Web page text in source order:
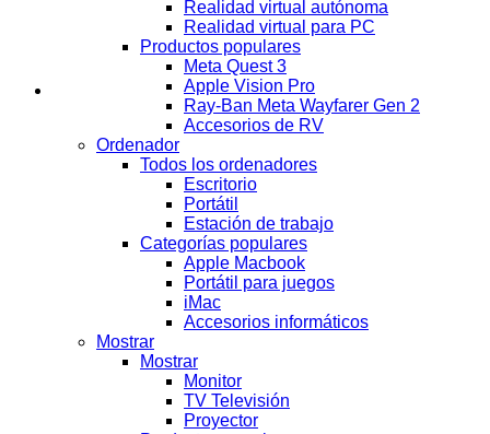
Realidad virtual autónoma
Realidad virtual para PC
Productos populares
Meta Quest 3
Apple Vision Pro
Ray-Ban Meta Wayfarer Gen 2
Accesorios de RV
Ordenador
Todos los ordenadores
Escritorio
Portátil
Estación de trabajo
Categorías populares
Apple Macbook
Portátil para juegos
iMac
Accesorios informáticos
Mostrar
Mostrar
Monitor
TV Televisión
Proyector